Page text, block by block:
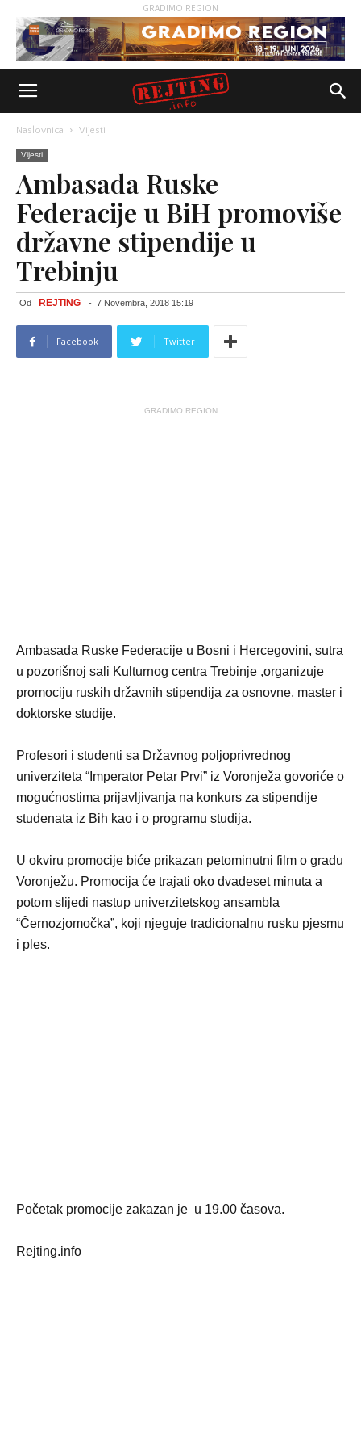
GRADIMO REGION
Naslovnica Vijesti
Vijesti
Ambasada Ruske
Federacije u BiH promoviše
državne stipendije u
Trebinju
Od REJTING - 7 Novembra, 2018 15:19
Facebook Twitter
GRADIMO REGION
Ambasada Ruske Federacije u Bosni i Hercegovini, sutra
u pozorišnoj sali Kulturnog centra Trebinje ,organizuje
promociju ruskih državnih stipendija za osnovne, master i
doktorske studije.
Profesori i studenti sa Državnog poljoprivrednog
univerziteta “Imperator Petar Prvi” iz Voronježa govoriće o
mogućnostima prijavljivanja na konkurs za stipendije
studenata iz Bih kao i o programu studija.
U okviru promocije biće prikazan petominutni film o gradu
Voronježu. Promocija će trajati oko dvadeset minuta a
potom slijedi nastup univerzitetskog ansambla
“Černozjomočka”, koji njeguje tradicionalnu rusku pjesmu
i ples.
Početak promocije zakazan je u 19.00 časova.
Rejting.info